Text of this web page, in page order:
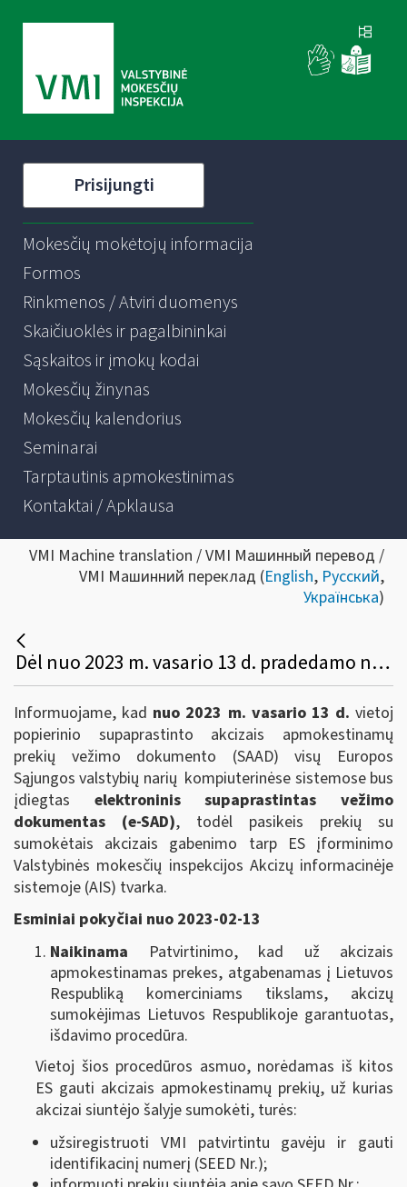
Prisijungti
Mokesčių mokėtojų informacija
Formos
Rinkmenos / Atviri duomenys
Skaičiuoklės ir pagalbininkai
Sąskaitos ir įmokų kodai
Mokesčių žinynas
Mokesčių kalendorius
Seminarai
Tarptautinis apmokestinimas
Kontaktai / Apklausa
VMI Machine translation / VMI Машинный перевод /
VMI Машинний переклад (English, Русский,
Українська)
Dėl nuo 2023 m. vasario 13 d. pradedamo naudoti elektroninio supaprastinto akcizais apmokestinamų prekių vežimo dokumento (e-SAD)
Informuojame, kad nuo 2023 m. vasario 13 d. vietoj
popierinio supaprastinto akcizais apmokestinamų
prekių vežimo dokumento (SAAD) visų Europos
Sąjungos valstybių narių kompiuterinėse sistemose bus
įdiegtas elektroninis supaprastintas vežimo
dokumentas (e-SAD), todėl pasikeis prekių su
sumokėtais akcizais gabenimo tarp ES įforminimo
Valstybinės mokesčių inspekcijos Akcizų informacinėje
sistemoje (AIS) tvarka.
Esminiai pokyčiai nuo 2023-02-13
Naikinama Patvirtinimo, kad už akcizais
apmokestinamas prekes, atgabenamas į Lietuvos
Respubliką komerciniams tikslams, akcizų
sumokėjimas Lietuvos Respublikoje garantuotas,
išdavimo procedūra.
Vietoj šios procedūros asmuo, norėdamas iš kitos
ES gauti akcizais apmokestinamų prekių, už kurias
akcizai siuntėjo šalyje sumokėti, turės:
užsiregistruoti VMI patvirtintu gavėju ir gauti
identifikacinį numerį (SEED Nr.);